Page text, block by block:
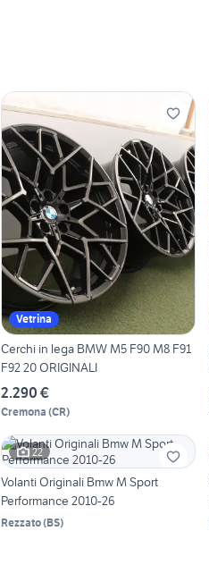
Vetrina
Cerchi in lega BMW M5 F90 M8 F91
F92 20 ORIGINALI
2.290 €
Cremona (CR)
22
Volanti Originali Bmw M Sport
Performance 2010-26
Rezzato(BS)